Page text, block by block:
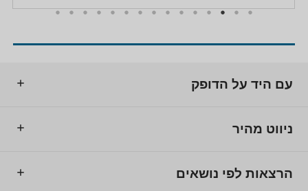
עם היד על הדופק
ניווט מהיר
הרצאות לפי נושאים